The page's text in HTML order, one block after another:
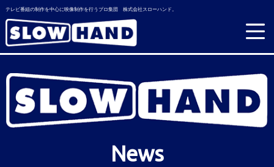
テレビ番組の制作を中心に映像制作を行うプロ集団 株式会社スローハンド。
News